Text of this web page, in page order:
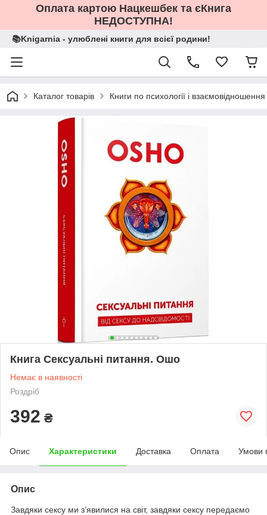
Оплата картою Нацкешбек та єКнига
НЕДОСТУПНА!
📚Knigarnia - улюблені книги для всієї родини!
Каталог товарів Книги по психології і взаємовідношення
Книга Сексуальні питання. Ошо
Немає в наявності
Роздріб
392 ₴
Опис Характеристики Доставка Оплата Умови
Опис
Завдяки сексу ми з’явилися на світ, завдяки сексу передаємо